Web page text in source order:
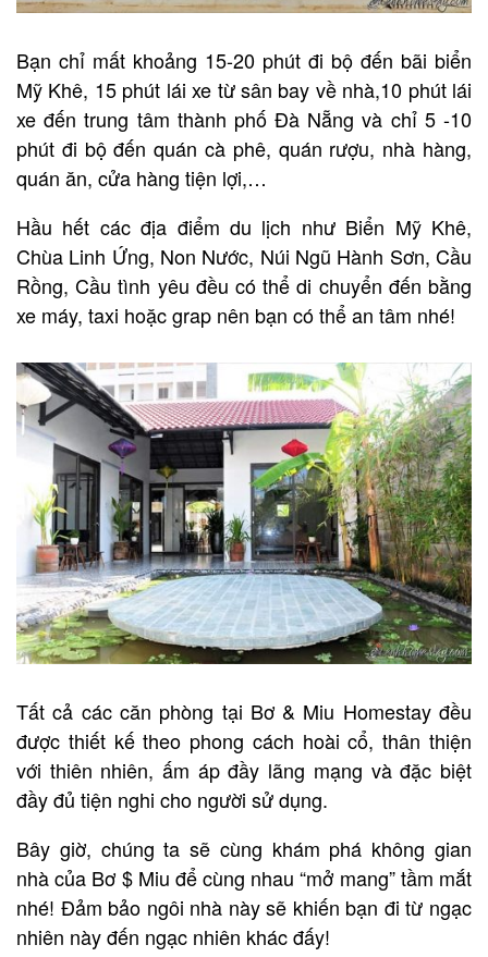
Bạn chỉ mất khoảng 15-20 phút đi bộ đến bãi biển
Mỹ Khê, 15 phút lái xe từ sân bay về nhà,10 phút lái
xe đến trung tâm thành phố Đà Nẵng và chỉ 5 -10
phút đi bộ đến quán cà phê, quán rượu, nhà hàng,
quán ăn, cửa hàng tiện lợi,…
Hầu hết các địa điểm du lịch như Biển Mỹ Khê,
Chùa Linh Ứng, Non Nước, Núi Ngũ Hành Sơn, Cầu
Rồng, Cầu tình yêu đều có thể di chuyển đến bằng
xe máy, taxi hoặc grap nên bạn có thể an tâm nhé!
Tất cả các căn phòng tại Bơ & Miu Homestay đều
được thiết kế theo phong cách hoài cổ, thân thiện
với thiên nhiên, ấm áp đầy lãng mạng và đặc biệt
đầy đủ tiện nghi cho người sử dụng.
Bây giờ, chúng ta sẽ cùng khám phá không gian
nhà của Bơ $ Miu để cùng nhau “mở mang” tầm mắt
nhé! Đảm bảo ngôi nhà này sẽ khiến bạn đi từ ngạc
nhiên này đến ngạc nhiên khác đấy!